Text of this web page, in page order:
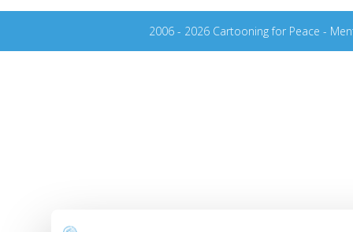
2006 - 2026 Cartooning for Peace -